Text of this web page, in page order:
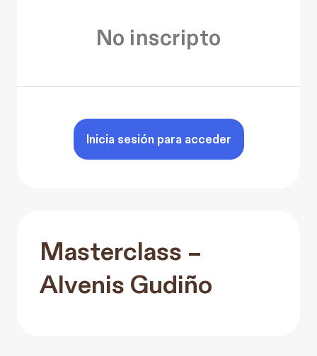
No inscripto
Inicia sesión para acceder
Masterclass –
Alvenis Gudiño